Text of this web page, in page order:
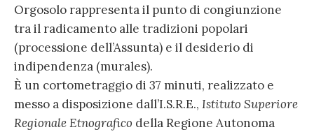
Orgosolo rappresenta il punto di congiunzione
tra il radicamento alle tradizioni popolari
(processione dell’Assunta) e il desiderio di
indipendenza (murales).
È un cortometraggio di 37 minuti, realizzato e
messo a disposizione dall’I.S.R.E., Istituto Superiore
Regionale Etnografico della Regione Autonoma